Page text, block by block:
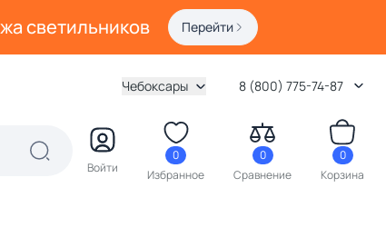
светильников Перейти
Чебоксары 8 (800) 775-74-87
Войти
0
Избранное
0
Сравнение
0
Корзина